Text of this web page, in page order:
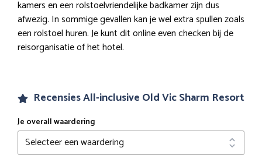
kamers en een rolstoelvriendelijke badkamer zijn dus
afwezig. In sommige gevallen kan je wel extra spullen zoals
een rolstoel huren. Je kunt dit online even checken bij de
reisorganisatie of het hotel.
Recensies All-inclusive Old Vic Sharm Resort
Je overall waardering